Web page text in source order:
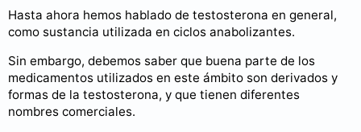
Hasta ahora hemos hablado de testosterona en general,
como sustancia utilizada en ciclos anabolizantes.
Sin embargo, debemos saber que buena parte de los
medicamentos utilizados en este ámbito son derivados y
formas de la testosterona, y que tienen diferentes
nombres comerciales.